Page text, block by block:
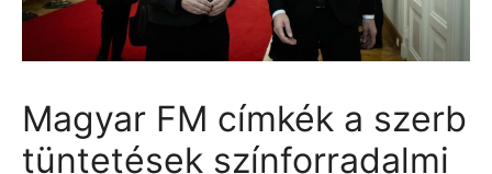
Magyar FM címkék a szerb
tüntetések színforradalmi